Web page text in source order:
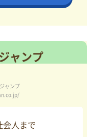
ャンプ
ャンプ
会人まで